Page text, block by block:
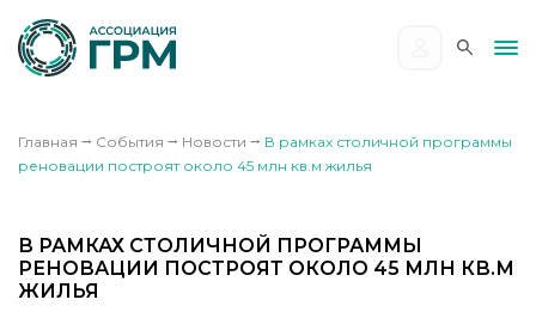
Главная ⭢ События ⭢ Новости ⭢ В рамках столичной программы
реновации построят около 45 млн кв.м жилья
В РАМКАХ СТОЛИЧНОЙ ПРОГРАММЫ
РЕНОВАЦИИ ПОСТРОЯТ ОКОЛО 45 МЛН КВ.М
ЖИЛЬЯ